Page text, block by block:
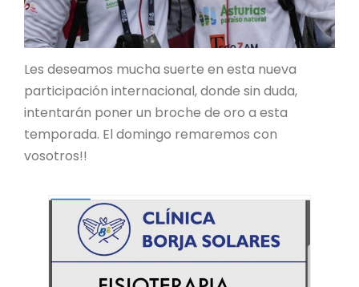
Les deseamos mucha suerte en esta nueva
participación internacional, donde sin duda,
intentarán poner un broche de oro a esta
temporada. El domingo remaremos con
vosotros!!